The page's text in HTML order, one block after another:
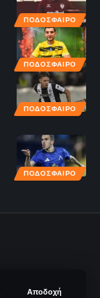
Αποδοχή
ΠΟΔΟΣΦΑΙΡΟ
ΠΟΔΟΣΦΑΙΡΟ
ΠΟΔΟΣΦΑΙΡΟ
ΠΟΔΟΣΦΑΙΡΟ